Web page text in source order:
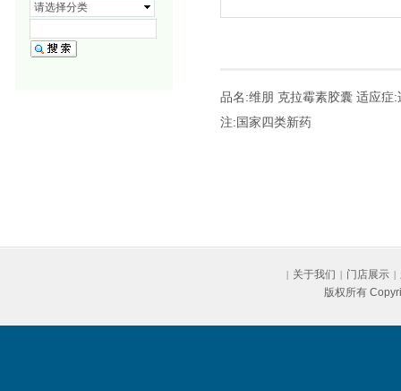
请选择分类
品名:维朋 克拉霉素胶囊 适应症
注:国家四类新药
| 关于我们 | 门店展示 |
版权所有